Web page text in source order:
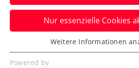
Österreichs Paradedoppel
Turnier in Kitzbühel wieder
Philipp Oswald ein letztes
Verfasst von: Presseaussendung /
Nur essenzielle Cookies
Essenziell
Essenzielle Cookies werden für
Weitere Informationen
Powered by